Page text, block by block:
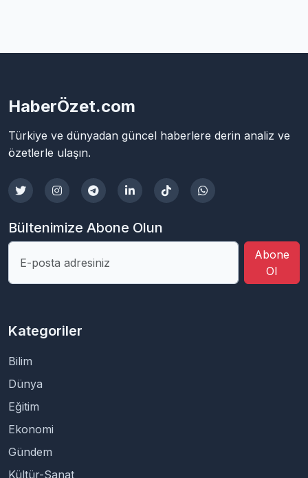
HaberÖzet.com
Türkiye ve dünyadan güncel haberlere derin analiz ve
özetlerle ulaşın.
Bültenimize Abone Olun
Abone
Ol
Kategoriler
Bilim
Dünya
Eğitim
Ekonomi
Gündem
Kültür-Sanat